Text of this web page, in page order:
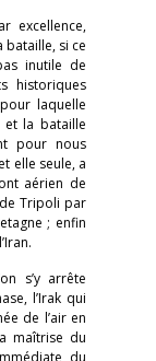
excellence,
bataille, si ce
inutile de
historiques
laquelle
et la bataille
pour nous
elle seule, a
aérien de
Tripoli par
; enfin
s’y arrête
l’Irak qui
de l’air en
maîtrise du
du